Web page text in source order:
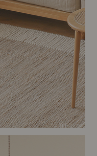
# リビング